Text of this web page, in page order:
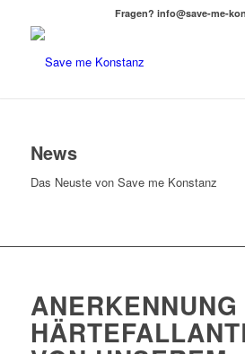
Fragen? info@save-me-
News
Das Neuste von Save me Konstanz